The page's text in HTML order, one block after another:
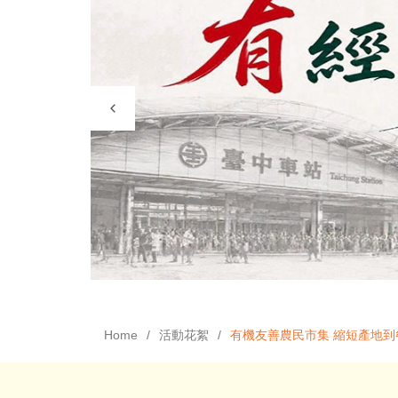
Home 活動花絮 有機友善農民市集 縮短產地